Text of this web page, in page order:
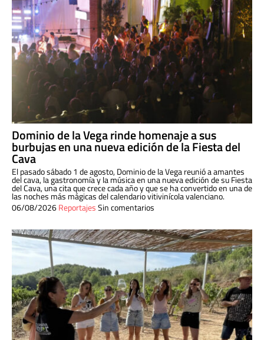
Dominio de la Vega rinde homenaje a sus
burbujas en una nueva edición de la Fiesta del
Cava
El pasado sábado 1 de agosto, Dominio de la Vega reunió a amantes
del cava, la gastronomía y la música en una nueva edición de su Fiesta
del Cava, una cita que crece cada año y que se ha convertido en una de
las noches más mágicas del calendario vitivinícola valenciano.
06/08/2026ReportajesSin comentarios